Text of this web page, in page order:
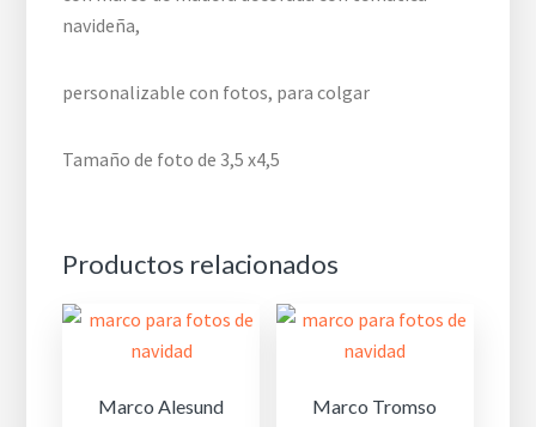
navideña,
personalizable con fotos, para colgar
Tamaño de foto de 3,5 x4,5
Productos relacionados
Marco Alesund Marco Tromso